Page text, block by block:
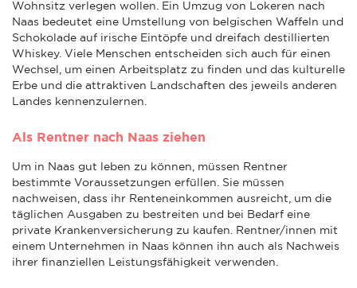
Wohnsitz verlegen wollen. Ein Umzug von Lokeren nach
Naas bedeutet eine Umstellung von belgischen Waffeln und
Schokolade auf irische Eintöpfe und dreifach destillierten
Whiskey. Viele Menschen entscheiden sich auch für einen
Wechsel, um einen Arbeitsplatz zu finden und das kulturelle
Erbe und die attraktiven Landschaften des jeweils anderen
Landes kennenzulernen.
Als Rentner nach Naas ziehen
Um in Naas gut leben zu können, müssen Rentner
bestimmte Voraussetzungen erfüllen. Sie müssen
nachweisen, dass ihr Renteneinkommen ausreicht, um die
täglichen Ausgaben zu bestreiten und bei Bedarf eine
private Krankenversicherung zu kaufen. Rentner/innen mit
einem Unternehmen in Naas können ihn auch als Nachweis
ihrer finanziellen Leistungsfähigkeit verwenden.